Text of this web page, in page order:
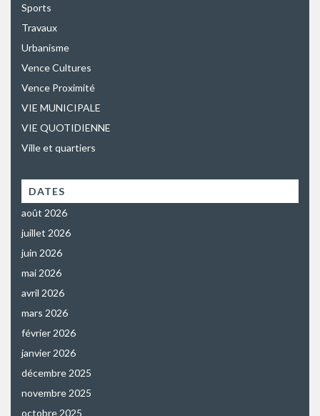
Sports
Travaux
Urbanisme
Vence Cultures
Vence Proximité
VIE MUNICIPALE
VIE QUOTIDIENNE
Ville et quartiers
DATES
août 2026
juillet 2026
juin 2026
mai 2026
avril 2026
mars 2026
février 2026
janvier 2026
décembre 2025
novembre 2025
octobre 2025